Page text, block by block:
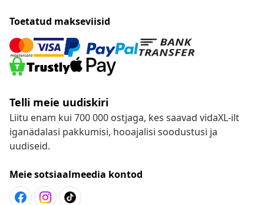
Toetatud makseviisid
Telli meie uudiskiri
Liitu enam kui 700 000 ostjaga, kes saavad vidaXL-ilt
iganädalasi pakkumisi, hooajalisi soodustusi ja
uudiseid.
Meie sotsiaalmeedia kontod